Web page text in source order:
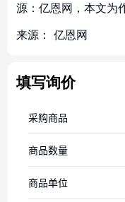
源：亿恩网，本文为
来源： 亿恩网
填写询价